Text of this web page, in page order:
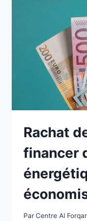
Rachat
financer
ParCentre Al